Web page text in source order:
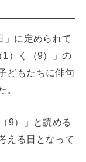
」に定められて
1）く（9）」の
どもたちに俳句
。
9）」と読める
える日となって